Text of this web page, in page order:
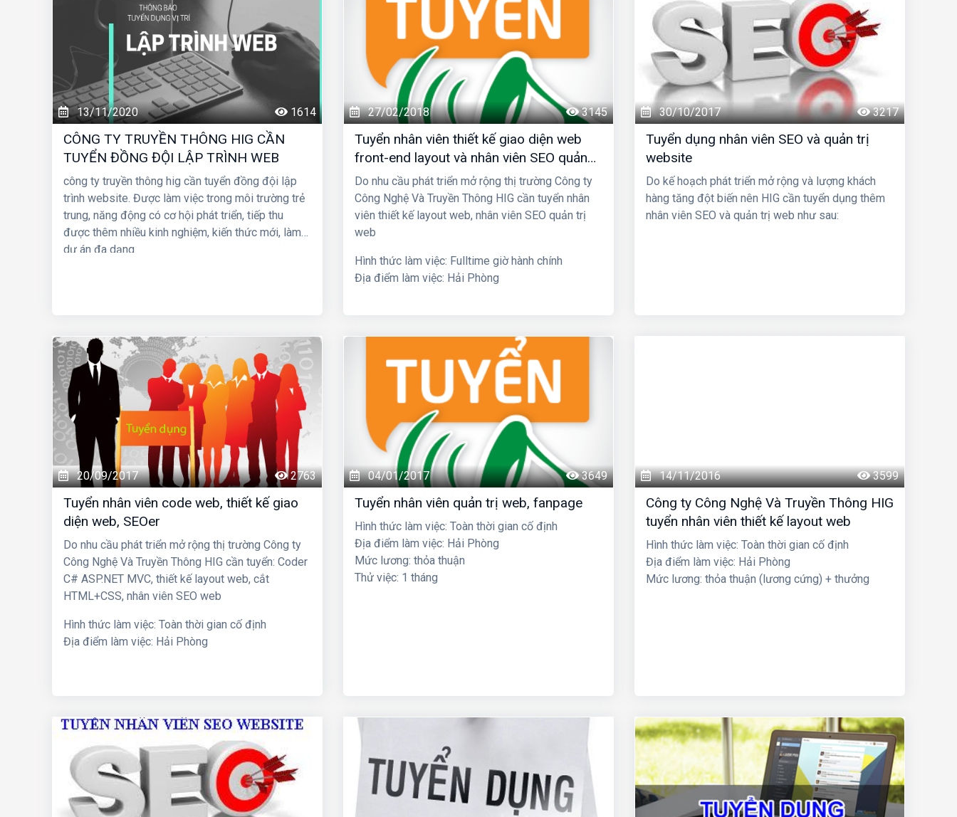
13/11/2020 1614
CÔNG TY TRUYỀN THÔNG HIG CẦN
TUYỂN ĐỒNG ĐỘI LẬP TRÌNH WEB
công ty truyền thông hig cần tuyển đồng đội lập
trình website. Được làm việc trong môi trường trẻ
trung, năng động có cơ hội phát triển, tiếp thu
được thêm nhiều kinh nghiệm, kiến thức mới, làm
dự án đa dạng
27/02/2018 3145
Tuyển nhân viên thiết kế giao diện web
front-end layout và nhân viên SEO quản
trị web
Do nhu cầu phát triển mở rộng thị trường Công ty
Công Nghệ Và Truyền Thông HIG cần tuyển nhân
viên thiết kế layout web, nhân viên SEO quản trị
web
Hình thức làm việc: Fulltime giờ hành chính
Địa điểm làm việc: Hải Phòng
30/10/2017 3217
Tuyển dụng nhân viên SEO và quản trị
website
Do kế hoạch phát triển mở rộng và lượng khách
hàng tăng đột biến nên HIG cần tuyển dụng thêm
nhân viên SEO và quản trị web như sau:
20/09/2017 2763
Tuyển nhân viên code web, thiết kế giao
diện web, SEOer
Do nhu cầu phát triển mở rộng thị trường Công ty
Công Nghệ Và Truyền Thông HIG cần tuyển: Coder
C# ASP.NET MVC, thiết kế layout web, cắt
HTML+CSS, nhân viên SEO web
Hình thức làm việc: Toàn thời gian cố định
Địa điểm làm việc: Hải Phòng
04/01/2017 3649
Tuyển nhân viên quản trị web, fanpage
Hình thức làm việc: Toàn thời gian cố định
Địa điểm làm việc: Hải Phòng
Mức lương: thỏa thuận
Thử việc: 1 tháng
14/11/2016 3599
Công ty Công Nghệ Và Truyền Thông HIG
tuyển nhân viên thiết kế layout web
Hình thức làm việc: Toàn thời gian cố định
Địa điểm làm việc: Hải Phòng
Mức lương: thỏa thuận (lương cứng) + thưởng